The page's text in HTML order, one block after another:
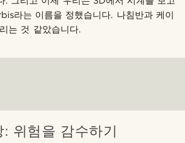
라는 이름을 정했습니다. 나침반과 케이
는 것 같았습니다.
: 위험을 감수하기